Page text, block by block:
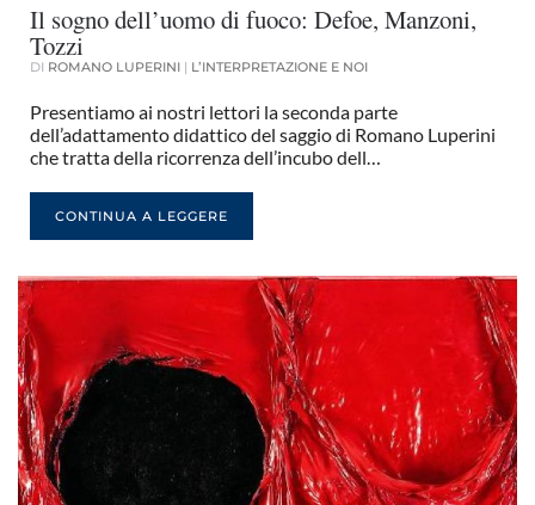
Il sogno dell’uomo di fuoco: Defoe, Manzoni,
Tozzi
DI ROMANO LUPERINI | L’INTERPRETAZIONE E NOI
Presentiamo ai nostri lettori la seconda parte
dell’adattamento didattico del saggio di Romano Luperini
che tratta della ricorrenza dell’incubo dell…
CONTINUA A LEGGERE